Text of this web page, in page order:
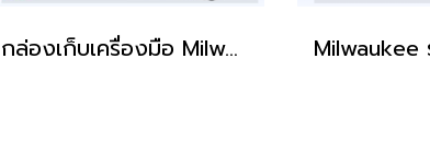
กล่องเก็บเครื่องมือ Milwaukee BLACK PACKOUT™ รุ่นสีพิเศษ